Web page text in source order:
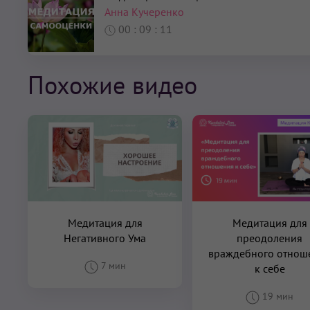
Анна Кучеренко
00 : 09 : 11
Похожие видео
Медитация для
Негативного Ума
7 мин
Медитация для
преодоления
враждебного
к себе
19 мин